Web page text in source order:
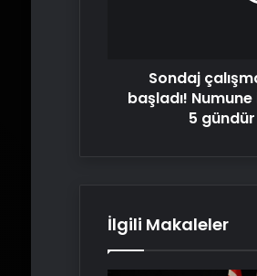
sönmüyor!
Sondaj
başladı!
5
İlgili Makaleler